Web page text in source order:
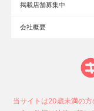
大
池
長野市のキャバクラ
宇
掲載店舗募集中
会社概要
当サイトは20歳未満の